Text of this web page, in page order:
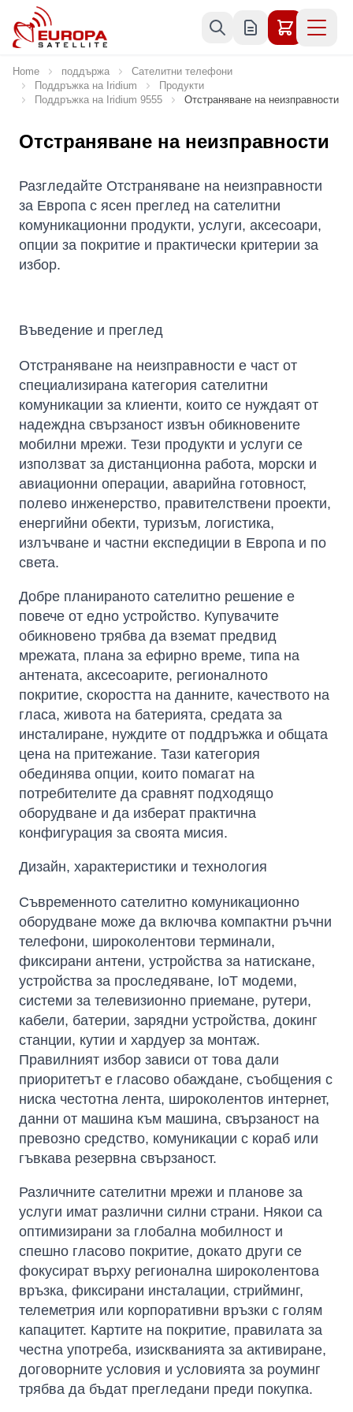
Skip to Content
Home поддържа
Сателитни телефони
Поддръжка на Iridium
Продукти
Поддръжка на Iridium 9555
Отстраняване на неизправности
Отстраняване на неизправности
Разгледайте Отстраняване на неизправности
за Европа с ясен преглед на сателитни
комуникационни продукти, услуги, аксесоари,
опции за покритие и практически критерии за
избор.
Въведение и преглед
Отстраняване на неизправности е част от
специализирана категория сателитни
комуникации за клиенти, които се нуждаят от
надеждна свързаност извън обикновените
мобилни мрежи. Тези продукти и услуги се
използват за дистанционна работа, морски и
авиационни операции, аварийна готовност,
полево инженерство, правителствени проекти,
енергийни обекти, туризъм, логистика,
излъчване и частни експедиции в Европа и по
света.
Добре планираното сателитно решение е
повече от едно устройство. Купувачите
обикновено трябва да вземат предвид
мрежата, плана за ефирно време, типа на
антената, аксесоарите, регионалното
покритие, скоростта на данните, качеството на
гласа, живота на батерията, средата за
инсталиране, нуждите от поддръжка и общата
цена на притежание. Тази категория
обединява опции, които помагат на
потребителите да сравнят подходящо
оборудване и да изберат практична
конфигурация за своята мисия.
Дизайн, характеристики и технология
Съвременното сателитно комуникационно
оборудване може да включва компактни ръчни
телефони, широколентови терминали,
фиксирани антени, устройства за натискане,
устройства за проследяване, IoT модеми,
системи за телевизионно приемане, рутери,
кабели, батерии, зарядни устройства, докинг
станции, кутии и хардуер за монтаж.
Правилният избор зависи от това дали
приоритетът е гласово обаждане, съобщения с
ниска честотна лента, широколентов интернет,
данни от машина към машина, свързаност на
превозно средство, комуникации с кораб или
гъвкава резервна свързаност.
Различните сателитни мрежи и планове за
услуги имат различни силни страни. Някои са
оптимизирани за глобална мобилност и
спешно гласово покритие, докато други се
фокусират върху регионална широколентова
връзка, фиксирани инсталации, стрийминг,
телеметрия или корпоративни връзки с голям
капацитет. Картите на покритие, правилата за
честна употреба, изискванията за активиране,
договорните условия и условията за роуминг
трябва да бъдат прегледани преди покупка.